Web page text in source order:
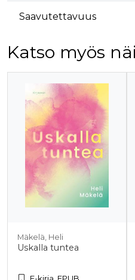
Saavutettavuus
Katso myös
Tuoteluettelon alku
Mäkelä, Heli
Uskalla tuntea
E-kirja, EPUB